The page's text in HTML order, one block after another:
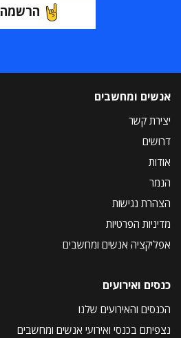
הרשמה
אנשים ומחשבים
יצירת קשר
דרושים
אודות
הנמר
הצהרת נגישות
מדיניות הפרטיות
אפליקציה אנשים ומחשבים
כנסים ואירועים
הכנסים והאירועים שלנו
נצפיתם בכנסי ואירועי אנשים ומחשבים